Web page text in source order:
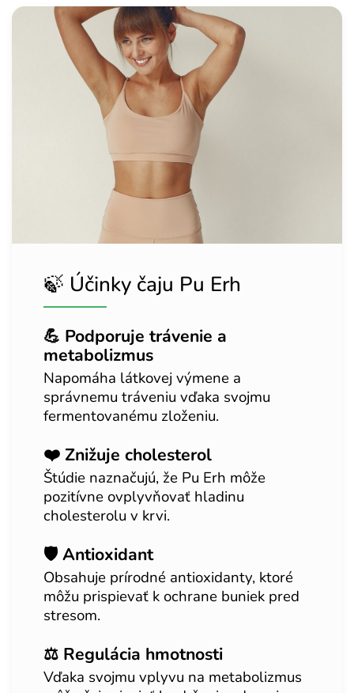
🍃 Účinky čaju Pu Erh
💪 Podporuje trávenie a
metabolizmus
Napomáha látkovej výmene a
správnemu tráveniu vďaka svojmu
fermentovanému zloženiu.
❤️ Znižuje cholesterol
Štúdie naznačujú, že Pu Erh môže
pozitívne ovplyvňovať hladinu
cholesterolu v krvi.
🛡️ Antioxidant
Obsahuje prírodné antioxidanty, ktoré
môžu prispievať k ochrane buniek pred
stresom.
⚖️ Regulácia hmotnosti
Vďaka svojmu vplyvu na metabolizmus